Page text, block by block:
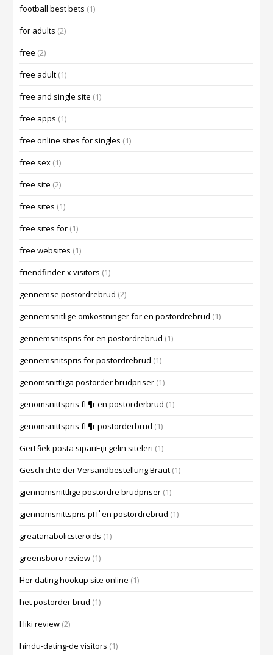
football best bets (1)
for adults (2)
free (2)
free adult (1)
free and single site (1)
free apps (1)
free online sites for singles (1)
free sex (1)
free site (2)
free sites (1)
free sites for (1)
free websites (1)
friendfinder-x visitors (1)
gennemse postordrebrud (2)
gennemsnitlige omkostninger for en postordrebrud (1)
gennemsnitspris for en postordrebrud (1)
gennemsnitspris for postordrebrud (1)
genomsnittliga postorder brudpriser (1)
genomsnittspris fГ¶r en postorderbrud (1)
genomsnittspris fГ¶r postorderbrud (1)
GerГ§ek posta sipariЕџi gelin siteleri (1)
Geschichte der Versandbestellung Braut (1)
gjennomsnittlige postordre brudpriser (1)
gjennomsnittspris pГҐ en postordrebrud (1)
greatanabolicsteroids (1)
greensboro review (1)
Her dating hookup site online (1)
het postorder brud (1)
Hiki review (2)
hindu-dating-de visitors (1)